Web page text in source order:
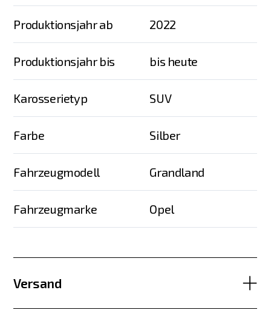
Produktionsjahr ab 2022
Produktionsjahr bis bis heute
Karosserietyp SUV
Farbe Silber
Fahrzeugmodell Grandland
Fahrzeugmarke Opel
Versand